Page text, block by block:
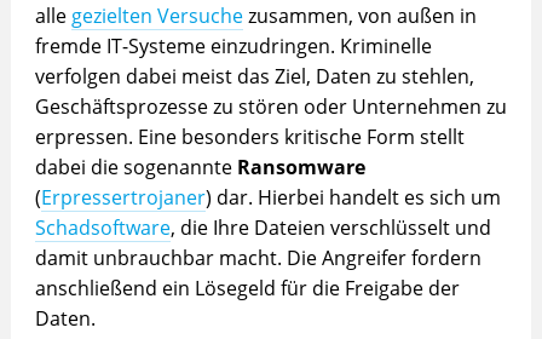
alle gezielten Versuchezusammen, von außen in
fremde IT-Systeme einzudringen. Kriminelle
verfolgen dabei meist das Ziel, Daten zu stehlen,
Geschäftsprozesse zu stören oder Unternehmen zu
erpressen. Eine besonders kritische Form stellt
dabei die sogenannte Ransomware
(Erpressertrojaner) dar. Hierbei handelt es sich um
Schadsoftware, die Ihre Dateien verschlüsselt und
damit unbrauchbar macht. Die Angreifer fordern
anschließend ein Lösegeld für die Freigabe der
Daten.